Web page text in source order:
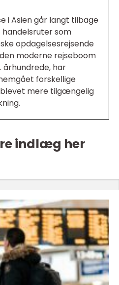
i Asien går langt tilbage
som
opdagelsesrejsende
moderne rejseboom
århundrede, har
forskellige
mere tilgængelig
indlæg her